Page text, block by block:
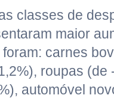
classes de
maior
carnes
roupas (de
automóvel